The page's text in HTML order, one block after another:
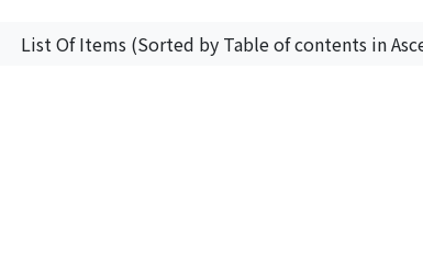
List Of Items (Sorted by Table of contents in